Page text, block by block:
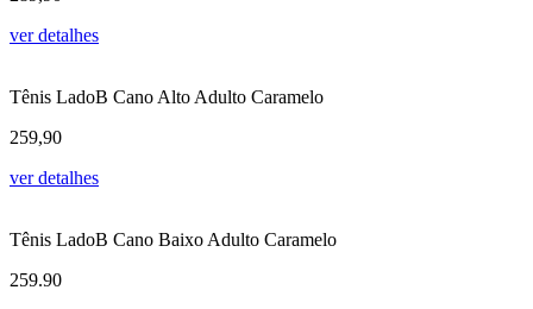
ver detalhes
Tênis LadoB Cano Alto Adulto Caramelo
259,90
ver detalhes
Tênis LadoB Cano Baixo Adulto Caramelo
259.90